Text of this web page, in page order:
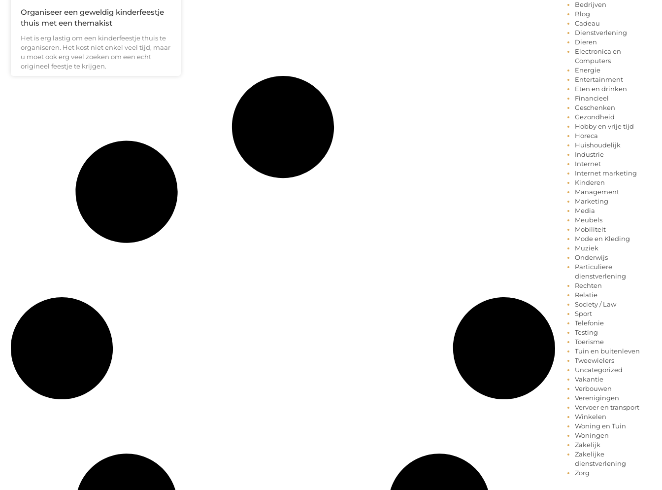
Organiseer een geweldig kinderfeestje
thuis met een themakist
Het is erg lastig om een kinderfeestje thuis te
organiseren. Het kost niet enkel veel tijd, maar
u moet ook erg veel zoeken om een echt
origineel feestje te krijgen.
Bedrijven
Blog
Cadeau
Dienstverlening
Dieren
Electronica en
Computers
Energie
Entertainment
Eten en drinken
Financieel
Geschenken
Gezondheid
Hobby en vrije tijd
Horeca
Huishoudelijk
Industrie
Internet
Internet marketing
Kinderen
Management
Marketing
Media
Meubels
Mobiliteit
Mode en Kleding
Muziek
Onderwijs
Particuliere
dienstverlening
Rechten
Relatie
Society / Law
Sport
Telefonie
Testing
Toerisme
Tuin en buitenleven
Tweewielers
Uncategorized
Vakantie
Verbouwen
Verenigingen
Vervoer en transport
Winkelen
Woning en Tuin
Woningen
Zakelijk
Zakelijke
dienstverlening
Zorg